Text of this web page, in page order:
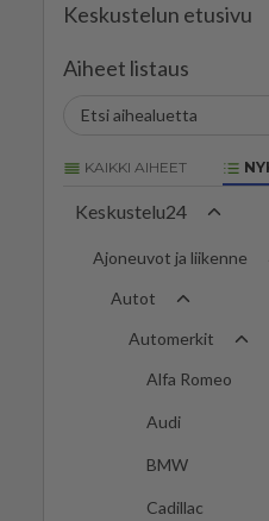
Keskustelun etusivu
Aiheet listaus
KAIKKI AIHEET
Keskustelu24
Ajoneuvot ja liikenne
Autot
Automerkit
Alfa Romeo
Audi
BMW
Cadillac